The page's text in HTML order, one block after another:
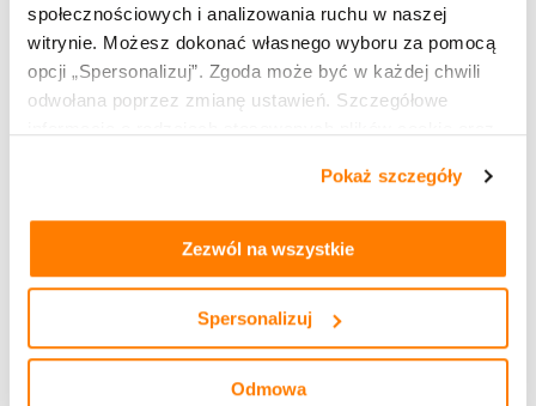
społecznościowych i analizowania ruchu w naszej
witrynie. Możesz dokonać własnego wyboru za pomocą
opcji „Spersonalizuj”. Zgoda może być w każdej chwili
odwołana poprzez zmianę ustawień. Szczegółowe
tym, jak korzystasz z naszej witryny, znajdziesz w
prywatności i cookies.
Pokaż szczegóły
Zezwól na wszystkie
Spersonalizuj
Odmowa